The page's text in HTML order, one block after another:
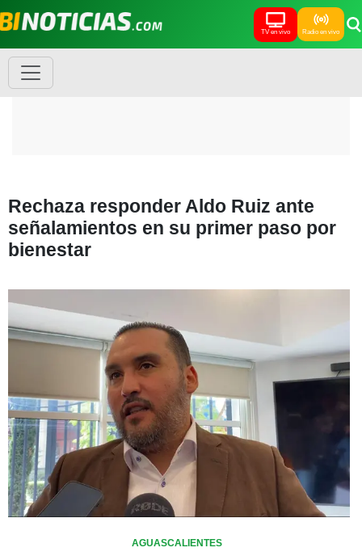
TV en vivo Radio en vivo
Rechaza responder Aldo Ruiz ante
señalamientos en su primer paso por
bienestar
AGUASCALIENTES